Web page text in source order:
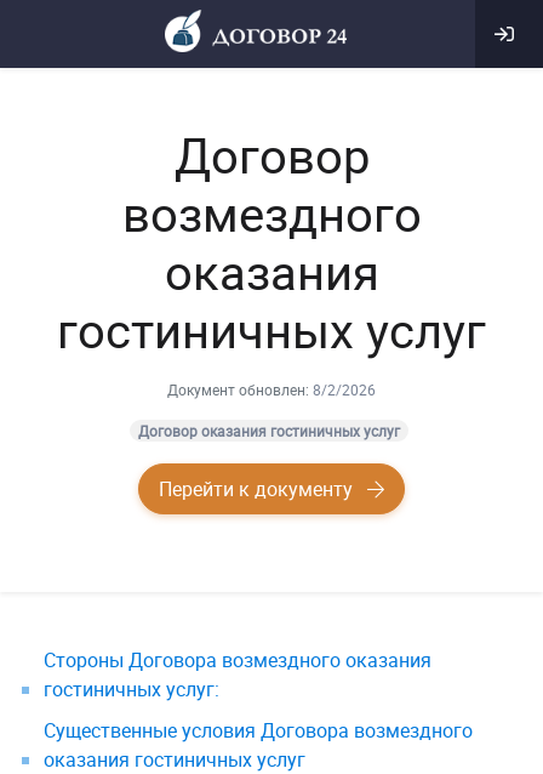
Договор
возмездного
оказания
гостиничных услуг
Документ обновлен: 8/2/2026
Договор оказания гостиничных услуг
Перейти к документу
Стороны Договора возмездного оказания
гостиничных услуг:
Существенные условия Договора возмездного
оказания гостиничных услуг